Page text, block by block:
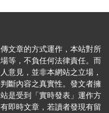
文章的方式運作，本站對所
等，不負任何法律責任。而
意見，並非本網站之立場，
斷內容之真實性。發文者擁
是受到「實時發表」運作方
即時文章，若讀者發現有留